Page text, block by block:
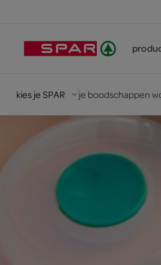
kies je SPAR je boodschappen